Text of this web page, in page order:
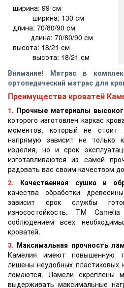
ширина: 99 см
ширина: 130 см
длина: 70/80/90 см
длина: 70/80/90 см
высота: 18/21 см
высота: 18/21 см
Внимание! Матрас в
ортопедический матрас для
Преимущества кроватей
1. Прочные материалы
которого изготовлен каркас
моментов, который не стоит
напрямую зависит не только
изделия, но и срок
изготавливаются из самой
радовать вас своим качеством
2.
Качественная сушка и
качества обработки
зависит срок службы
износостойкость. ТМ
соблюдением всех
кроватей.
3. Максимальная прочность
Камелия имеют повышенную
лишены неудобных пластиковых
ломаются. Ламели скреплены
выдерживать максимальные